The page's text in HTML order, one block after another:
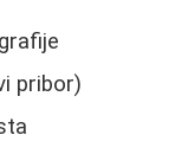
pribor)